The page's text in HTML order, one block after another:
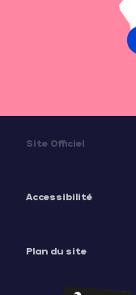
Site Officiel
Accessibilité
Plan du site